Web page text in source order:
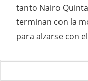
tanto Nairo
terminan con la
para alzarse con